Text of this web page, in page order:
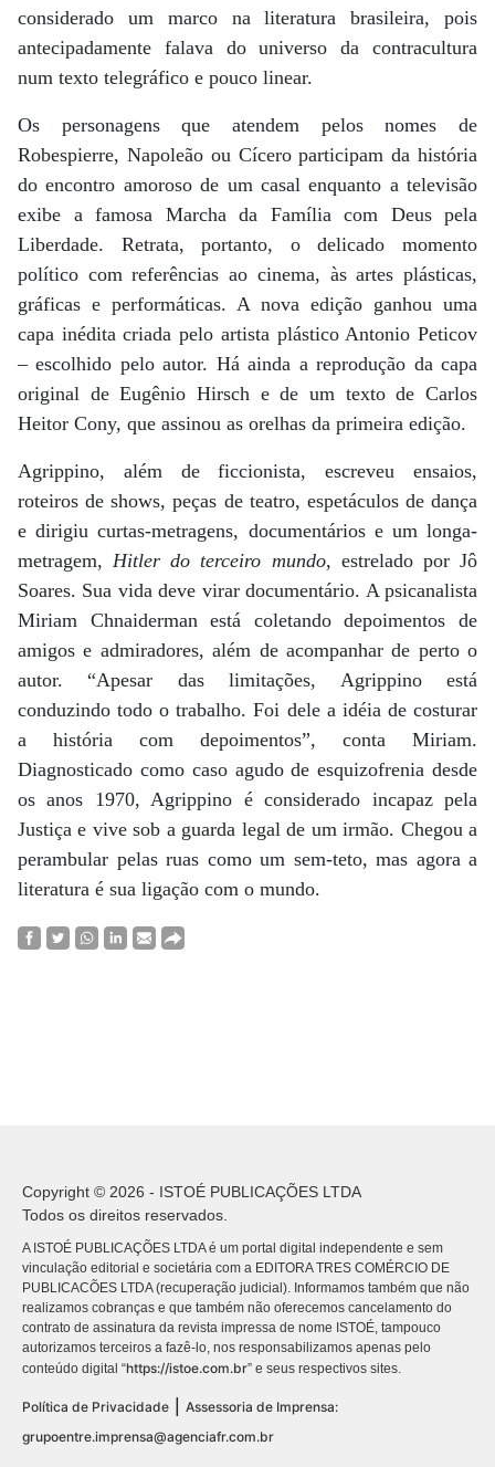
considerado um marco na literatura brasileira, pois
antecipadamente falava do universo da contracultura
num texto telegráfico e pouco linear.
Os personagens que atendem pelos nomes de
Robespierre, Napoleão ou Cícero participam da história
do encontro amoroso de um casal enquanto a televisão
exibe a famosa Marcha da Família com Deus pela
Liberdade. Retrata, portanto, o delicado momento
político com referências ao cinema, às artes plásticas,
gráficas e performáticas. A nova edição ganhou uma
capa inédita criada pelo artista plástico Antonio Peticov
– escolhido pelo autor. Há ainda a reprodução da capa
original de Eugênio Hirsch e de um texto de Carlos
Heitor Cony, que assinou as orelhas da primeira edição.
Agrippino, além de ficcionista, escreveu ensaios,
roteiros de shows, peças de teatro, espetáculos de dança
e dirigiu curtas-metragens, documentários e um longa-
metragem,Hitler do terceiro mundo, estrelado por Jô
Soares. Sua vida deve virar documentário. A psicanalista
Miriam Chnaiderman está coletando depoimentos de
amigos e admiradores, além de acompanhar de perto o
autor. “Apesar das limitações, Agrippino está
conduzindo todo o trabalho. Foi dele a idéia de costurar
a história com depoimentos”, conta Miriam.
Diagnosticado como caso agudo de esquizofrenia desde
os anos 1970, Agrippino é considerado incapaz pela
Justiça e vive sob a guarda legal de um irmão. Chegou a
perambular pelas ruas como um sem-teto, mas agora a
literatura é sua ligação com o mundo.
Copyright © 2026 - ISTOÉ PUBLICAÇÕES LTDA
Todos os direitos reservados.
A ISTOÉ PUBLICAÇÕES LTDA é um portal digital independente e sem
vinculação editorial e societária com a EDITORA TRES COMÉRCIO DE
PUBLICACÕES LTDA (recuperação judicial). Informamos também que não
realizamos cobranças e que também não oferecemos cancelamento do
contrato de assinatura da revista impressa de nome ISTOÉ, tampouco
autorizamos terceiros a fazê-lo, nos responsabilizamos apenas pelo
conteúdo digital “https://istoe.com.br” e seus respectivos sites.
Política de Privacidade
Assessoria de Imprensa:
grupoentre.imprensa@agenciafr.com.br